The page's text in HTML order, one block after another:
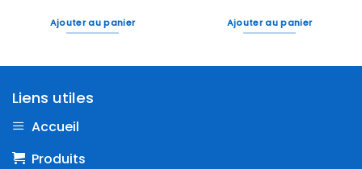
Ajouter au panier Ajouter au panier
Liens utiles
Accueil
Produits